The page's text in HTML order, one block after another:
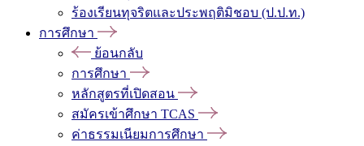
ร้องเรียนทุจริตและประพฤติมิชอบ (ป.ป.ท.)
การศึกษา
ย้อนกลับ
การศึกษา
หลักสูตรที่เปิดสอน
สมัครเข้าศึกษา TCAS
ค่าธรรมเนียมการศึกษา